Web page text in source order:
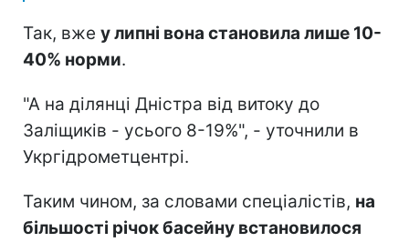
Так, вже у липні вона становила лише 10-
40% норми.
"А на ділянці Дністра від витоку до
Заліщиків - усього 8-19%", - уточнили в
Укргідрометцентрі.
Таким чином, за словами спеціалістів, на
більшості річок басейну встановилося